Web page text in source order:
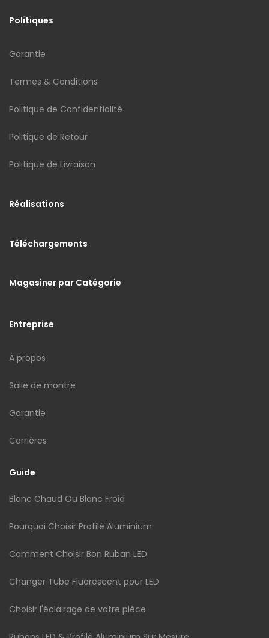
Politiques
Garantie
Termes & Conditions
Politique de Confidentialité
Politique de Retour
Politique de Livraison
Réalisations
Téléchargements
Magasiner par Catégorie
Entreprise
À propos
Salle de montre
Garantie
Carrières
Guide
Blanc Chaud Ou Blanc Froid
Pourquoi Choisir Profilé Aluminium
Comment Choisir Bon Ruban LED
Changer Tube Fluorescent pour LED
Choisir l'éclairage de votre pièce